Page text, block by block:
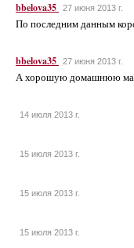
bbelova35 27 июня 2013 г.
По последним данным
bbelova35 27 июня 2013 г.
А хорошую домашнюю
14 июля 2013 г.
15 июля 2013 г.
15 июля 2013 г.
15 июля 2013 г.